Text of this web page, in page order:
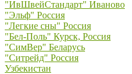
"ИвШвейСтандарт" Иваново
"Эльф" Россия
"Легкие сны" Россия
"Бел-Поль" Курск, Россия
"СимВер" Беларусь
"Ситрейд" Россия
Узбекистан